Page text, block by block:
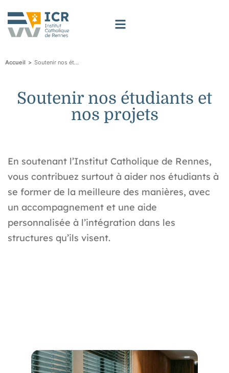
Accueil > Soutenir nos étudiants et nos projets
Soutenir nos étudiants et
nos projets
En soutenant l’Institut Catholique de Rennes,
vous contribuez surtout à aider nos étudiants à
se former de la meilleure des manières, avec
un accompagnement et une aide
personnalisée à l’intégration dans les
structures qu’ils visent.